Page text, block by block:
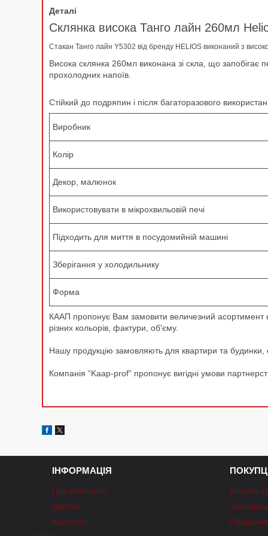
Деталі
Склянка висока Танго лайн 260мл
Стакан Танго лайн Y5302 від бренду HELIOS виконаний з
Висока склянка 260мл виконана зі скла, що запобігає
прохолодних напоїв.
Стійкий до подряпин і після багаторазового
Виробник
Колір
Декор, малюнок
Використовувати в мікрохвильовій печі
Підходить для миття в посудомийній машині
Зберігання у холодильнику
Форма
КААП пропонує Вам замовити величезний асортимент
різних кольорів, фактури, об'єму.
Нашу продукцію замовляють для квартири та будинки,
Компанія “Kaap-prof” пропонує вигідні умови
ІНФОРМАЦІЯ
Про компанію
Відгуки
Контакти
Оплата і
Залишити